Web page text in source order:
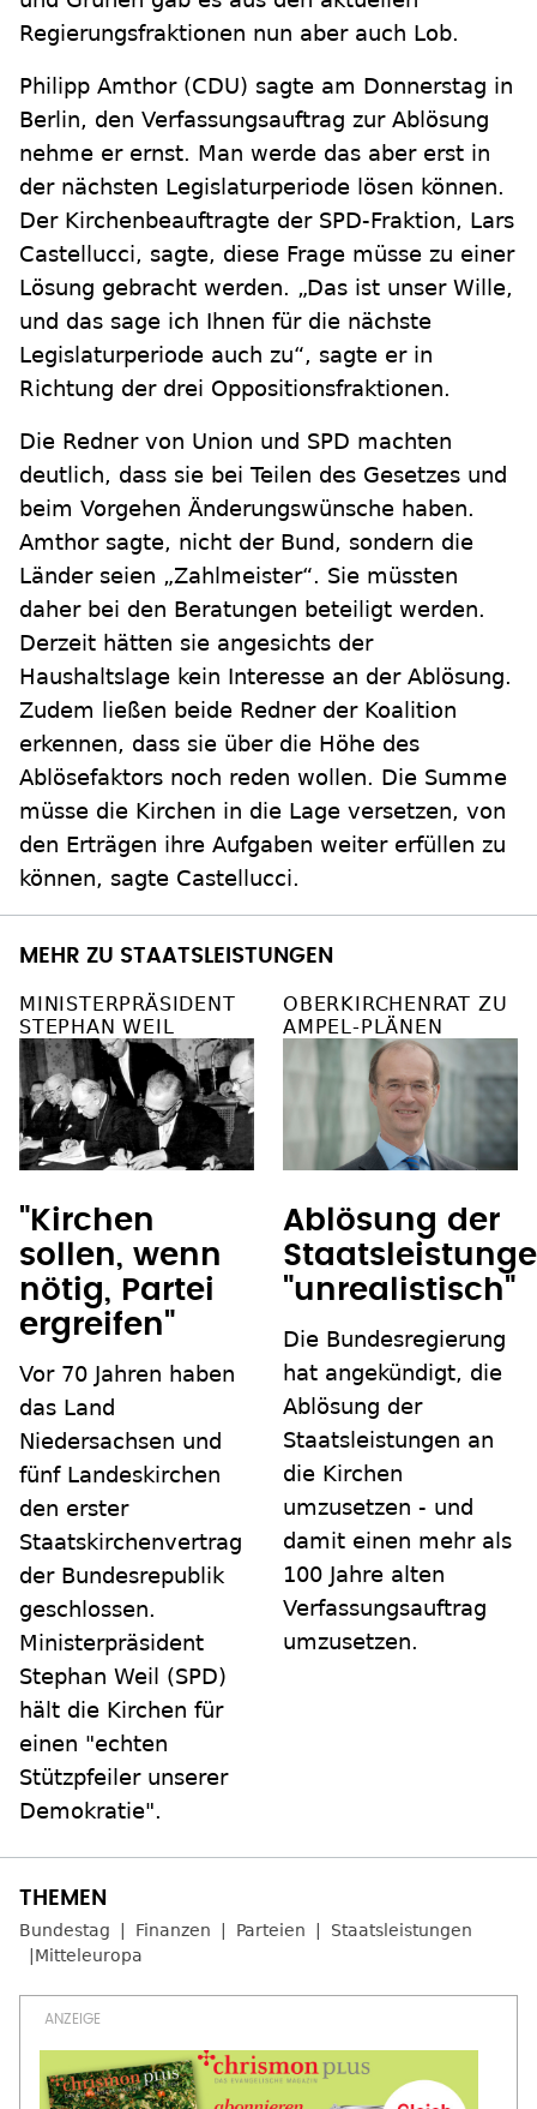
Regierungsfraktionen nun aber auch Lob.
Philipp Amthor (CDU) sagte am Donnerstag in
Berlin, den Verfassungsauftrag zur Ablösung
nehme er ernst. Man werde das aber erst in
der nächsten Legislaturperiode lösen können.
Der Kirchenbeauftragte der SPD-Fraktion, Lars
Castellucci, sagte, diese Frage müsse zu einer
Lösung gebracht werden. „Das ist unser Wille,
und das sage ich Ihnen für die nächste
Legislaturperiode auch zu“, sagte er in
Richtung der drei Oppositionsfraktionen.
Die Redner von Union und SPD machten
deutlich, dass sie bei Teilen des Gesetzes und
beim Vorgehen Änderungswünsche haben.
Amthor sagte, nicht der Bund, sondern die
Länder seien „Zahlmeister“. Sie müssten
daher bei den Beratungen beteiligt werden.
Derzeit hätten sie angesichts der
Haushaltslage kein Interesse an der Ablösung.
Zudem ließen beide Redner der Koalition
erkennen, dass sie über die Höhe des
Ablösefaktors noch reden wollen. Die Summe
müsse die Kirchen in die Lage versetzen, von
den Erträgen ihre Aufgaben weiter erfüllen zu
können, sagte Castellucci.
MEHR ZU STAATSLEISTUNGEN
MINISTERPRÄSIDENT
STEPHAN WEIL
"Kirchen
sollen, wenn
nötig, Partei
ergreifen"
Vor 70 Jahren haben
das Land
Niedersachsen und
fünf Landeskirchen
den erster
Staatskirchenvertrag
der Bundesrepublik
geschlossen.
Ministerpräsident
Stephan Weil (SPD)
hält die Kirchen für
einen "echten
Stützpfeiler unserer
Demokratie".
OBERKIRCHENRAT ZU
AMPEL-PLÄNEN
Ablösung der
"unrealistisch"
Die Bundesregierung
hat angekündigt, die
Ablösung der
Staatsleistungen an
die Kirchen
umzusetzen - und
damit einen mehr als
100 Jahre alten
Verfassungsauftrag
umzusetzen.
Bundestag Finanzen Parteien
Staatsleistungen
Mitteleuropa